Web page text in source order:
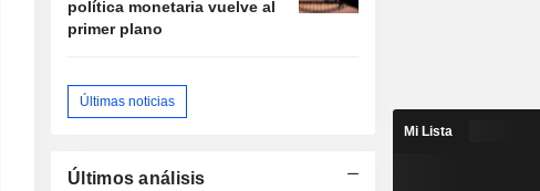
política monetaria vuelve al
primer plano
Últimas noticias
Últimos análisis
Mi Lista